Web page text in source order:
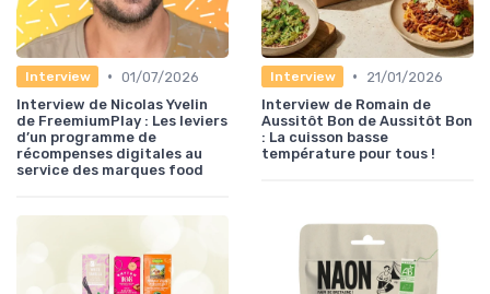
Interview • 01/07/2026
Interview de Nicolas Yvelin
de FreemiumPlay : Les leviers
d’un programme de
récompenses digitales au
service des marques food
Interview •
21/01/2026
Interview de Romain de
Aussitôt Bon de Aussitôt Bon
: La cuisson basse
température pour tous !